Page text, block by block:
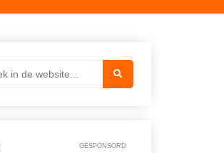
GESPONSORD